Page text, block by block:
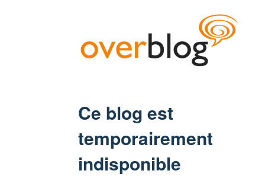
Ce blog est
temporairement
indisponible